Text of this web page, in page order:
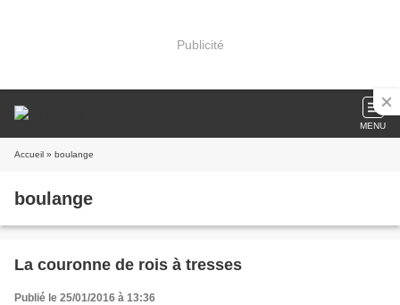
Publicité
MENU
Accueil » boulange
boulange
La couronne de rois à tresses
Publié le 25/01/2016 à 13:36